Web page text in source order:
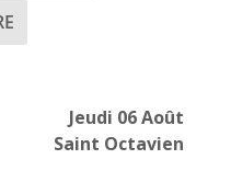
Jeudi 06 Août
Saint Octavien